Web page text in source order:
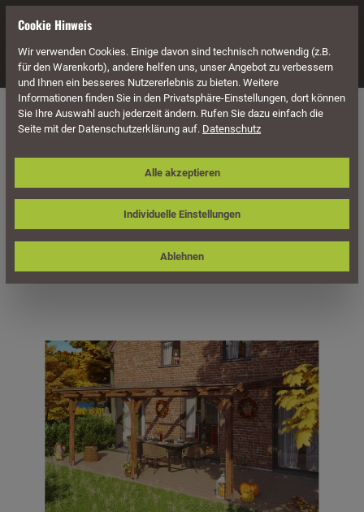
Navigation
Überdachung Terrassenüberdachungen
Skan Holz Terrassenüberdachung
Rimini 648 x 250 cm, Douglasie,
Doppelstegplatten
Bildergalerie überspringen
Cookie Hinweis
Wir verwenden Cookies. Einige davon sind technisch notwendig (z.B.
für den Warenkorb), andere helfen uns, unser Angebot zu verbessern
und Ihnen ein besseres Nutzererlebnis zu bieten. Weitere
Informationen finden Sie in den Privatsphäre-Einstellungen, dort können
Sie Ihre Auswahl auch jederzeit ändern. Rufen Sie dazu einfach die
Seite mit der Datenschutzerklärung auf. Datenschutz
Individuelle Einstellungen
Ablehnen
Alle akzeptieren